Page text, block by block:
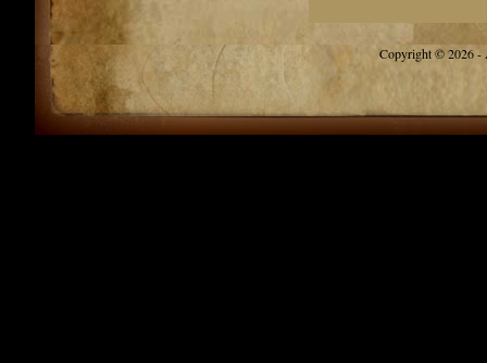
Copyright © 2026 -